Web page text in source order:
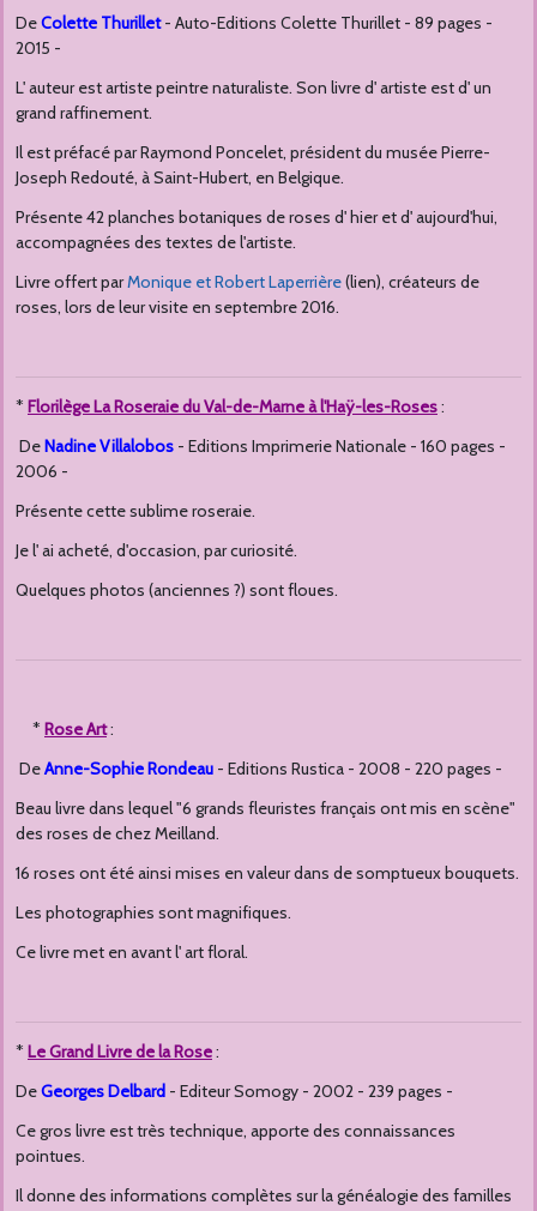
DeColette Thurillet- Auto-Editions Colette Thurillet - 89 pages -
2015 -
L' auteur est artiste peintre naturaliste. Son livre d' artiste est d' un
grand raffinement.
Il est préfacé par Raymond Poncelet, président du musée Pierre-
Joseph Redouté, à Saint-Hubert, en Belgique.
Présente 42 planches botaniques de roses d' hier et d' aujourd'hui,
accompagnées des textes de l'artiste.
Livre offert parMonique et Robert Laperrière(lien), créateurs de
roses, lors de leur visite en septembre 2016.
* Florilège La Roseraie du Val-de-Marne à l'Haÿ-les-Roses:
DeNadine Villalobos - Editions Imprimerie Nationale - 160 pages -
2006 -
Présente cette sublime roseraie.
Je l' ai acheté, d'occasion, par curiosité.
Quelques photos (anciennes ?) sont floues.
* Rose Art:
DeAnne-Sophie Rondeau - Editions Rustica - 2008 - 220 pages -
Beau livre dans lequel "6 grands fleuristes français ont mis en scène"
des roses de chez Meilland.
16 roses ont été ainsi mises en valeur dans de somptueux bouquets.
Les photographies sont magnifiques.
Ce livre met en avant l' art floral.
* Le Grand Livre de la Rose:
DeGeorges Delbard - Editeur Somogy - 2002 - 239 pages -
Ce gros livre est très technique, apporte des connaissances
pointues.
Il donne des informations complètes sur la généalogie des familles